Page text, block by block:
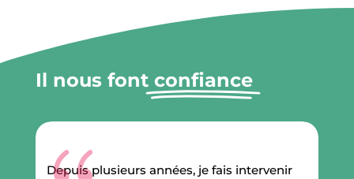
Il nous font confiance
Depuis plusieurs années, je fais intervenir